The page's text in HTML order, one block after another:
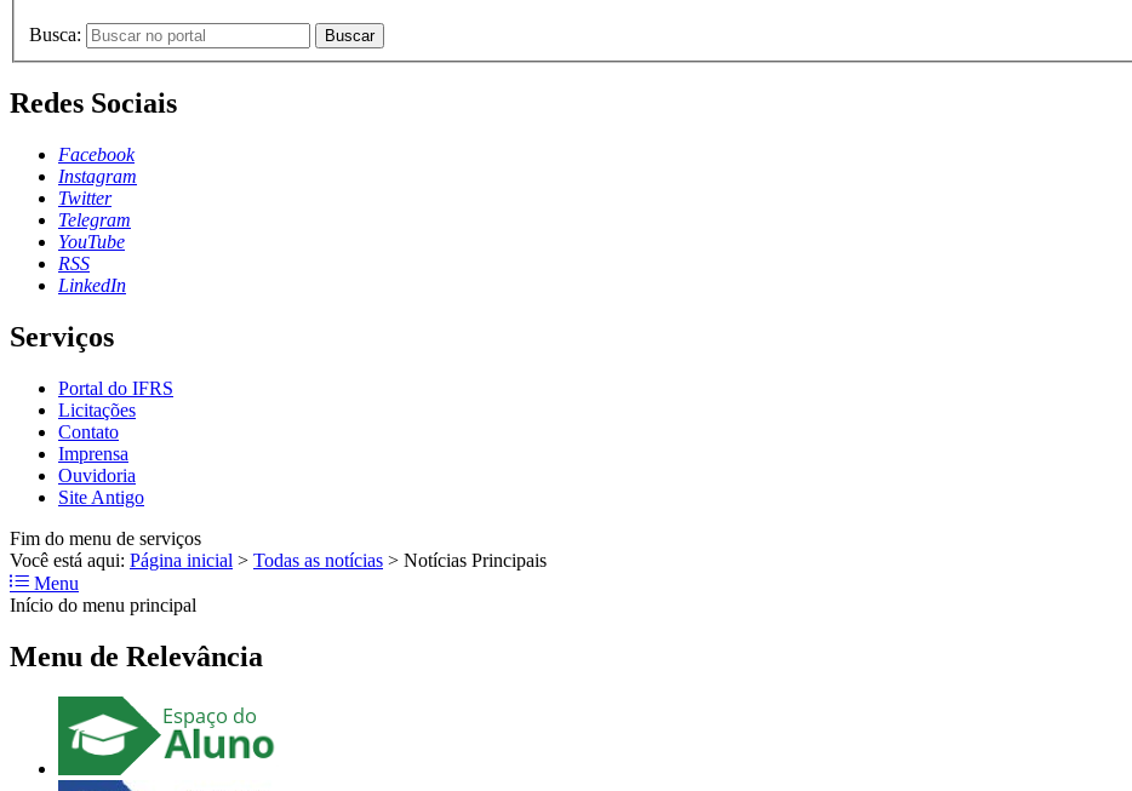
Busca: Buscar
Redes Sociais
Facebook
Instagram
Twitter
Telegram
YouTube
RSS
LinkedIn
Serviços
Portal do IFRS
Licitações
Contato
Imprensa
Ouvidoria
Site Antigo
Fim do menu de serviços
Você está aqui: Página inicial > Todas as notícias > Notícias Principais
Menu
Início do menu principal
Menu de Relevância